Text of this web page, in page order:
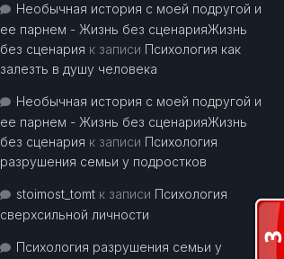
Необычная история с моей подругой и
ее парнем - Жизнь без сценарияЖизнь
без сценария к записи Психология как
залезть в душу человека
Необычная история с моей подругой и
ее парнем - Жизнь без сценарияЖизнь
без сценария к записи Психология
разрушения семьи у подростков
stoimost_tomt к записи Психология
сверхсильной личности
Психология разрушения семьи у